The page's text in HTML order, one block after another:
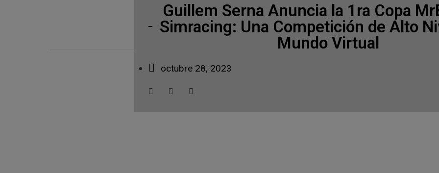
Guillem Serna Anuncia la 1ra Copa
Simracing: Una Competición de Alto
Mundo Virtual
octubre 28, 2023